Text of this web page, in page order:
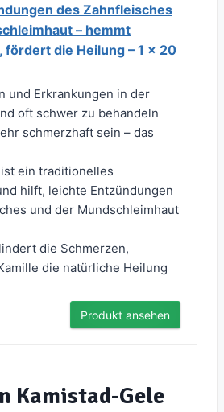
des Zahnfleisches
– hemmt
fördert die Heilung – 1 x 20
und Erkrankungen in der
oft schwer zu behandeln
schmerzhaft sein – das
ein traditionelles
hilft, leichte Entzündungen
und der Mundschleimhaut
die Schmerzen,
die natürliche Heilung
Produkt ansehen
Kamistad-Gele